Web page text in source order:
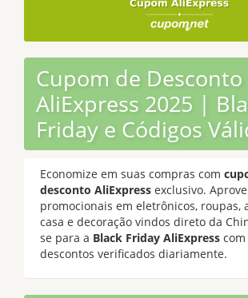
Cupom de Desconto
AliExpress 2025 |
Friday e Códigos
Economize em suas compras com
desconto AliExpress exclusivo.
promocionais em eletrônicos, roupas,
casa e decoração vindos direto da
se para a Black Friday AliExpress
descontos verificados diariamente.